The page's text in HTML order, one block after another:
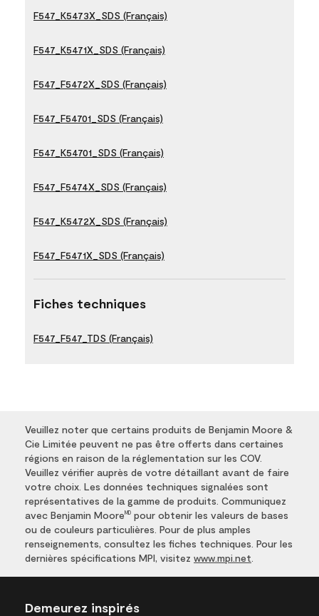
F547_K5473X_SDS (Français)
F547_K5471X_SDS (Français)
F547_F5472X_SDS (Français)
F547_F54701_SDS (Français)
F547_K54701_SDS (Français)
F547_F5474X_SDS (Français)
F547_K5472X_SDS (Français)
F547_F5471X_SDS (Français)
Fiches techniques
F547_F547_TDS (Français)
Veuillez noter que certains produits de Benjamin Moore &
Cie Limitée peuvent ne pas être offerts dans certaines
régions en raison de la réglementation sur les COV.
Veuillez vérifier auprès de votre détaillant avant de faire
votre choix. Les données techniques signalées sont
représentatives de la gamme de produits. Communiquez
avec Benjamin Moore MD pour obtenir les valeurs de bases
ou de couleurs particulières. Pour de plus amples
renseignements, consultez les fiches techniques. Pour les
dernières spécifications MPI, visitez www.mpi.net
Demeurez inspirés